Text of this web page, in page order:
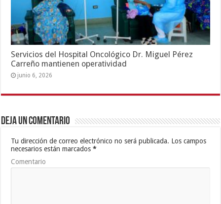
Servicios del Hospital Oncológico Dr. Miguel Pérez
Carreño mantienen operatividad
junio 6, 2026
Deja un comentario
Tu dirección de correo electrónico no será publicada. Los campos
necesarios están marcados*
Comentario